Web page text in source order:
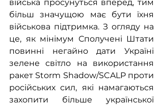
війська просунуться вперед, тим
більш значущою має бути їхня
військова підтримка. З огляду на
це, як мінімум Сполучені Штати
повинні негайно дати Україні
зелене світло на використання
ракет Storm Shadow/SCALP проти
російських сил, які намагаються
захопити більше української